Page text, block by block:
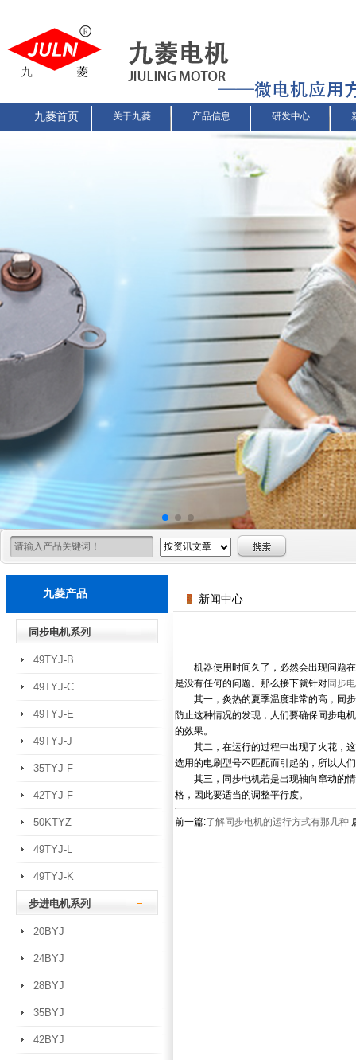
九菱首页 关于九菱 产品信息 研发中心
九菱产品
同步电机系列
49TYJ-B
49TYJ-C
49TYJ-E
49TYJ-J
35TYJ-F
42TYJ-F
50KTYZ
49TYJ-L
49TYJ-K
步进电机系列
20BYJ
24BYJ
28BYJ
35BYJ
42BYJ
新闻中心
机器使用时间久了，必然会出现问题在
是没有任何的问题。那么接下就针对同步
其一，炎热的夏季温度非常的高，同步
防止这种情况的发现，人们要确保同步电
的效果。
其二，在运行的过程中出现了火花，这
选用的电刷型号不匹配而引起的，所以人
其三，同步电机若是出现轴向窜动的情
格，因此要适当的调整平行度。
前一篇:了解同步电机的运行方式有那几种